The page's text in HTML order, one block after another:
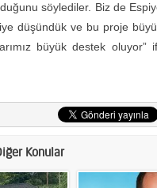
söylediler. Biz de
düşündük ve bu proje
büyük destek oluyor”
Konular